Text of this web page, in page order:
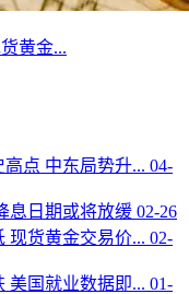
黄金...
点 中东局势升... 04-
息日期或将放缓 02-26
现货黄金交易价... 02-
美国就业数据即... 01-